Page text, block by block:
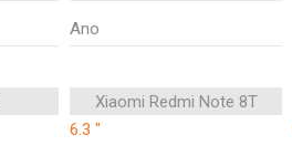
Ano
Xiaomi Redmi Note 8T
6.3 "